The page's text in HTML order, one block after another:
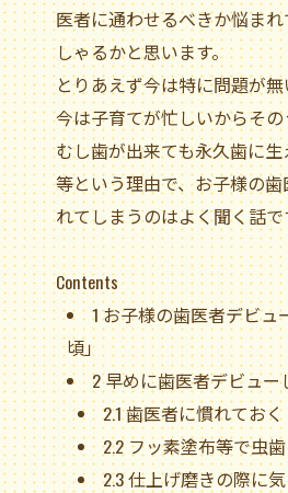
医者に通わせるべきか悩ま
しゃるかと思います。
とりあえず今は特に問題が
今は子育てが忙しいからそ
むし歯が出来ても永久歯に
等という理由で、お子様の
れてしまうのはよく聞く話で
Contents
1お子様の歯医者デビュ
頃」
2早めに歯医者デビュー
2.1歯医者に慣れておく
2.2フッ素塗布等で虫
2.3仕上げ磨きの際に